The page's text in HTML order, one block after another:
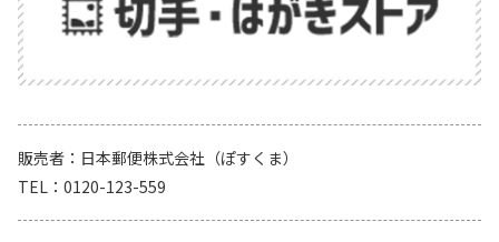
販売者
日本郵便株式会社（ぽすくま）
TEL
0120-123-559